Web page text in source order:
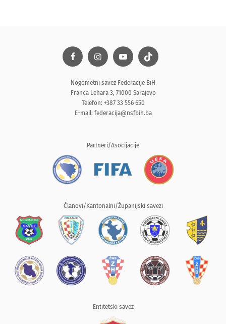
Nogometni savez Federacije BiH
Franca Lehara 3, 71000 Sarajevo
Telefon: +387 33 556 650
E-mail: federacija@nsfbih.ba
Partneri/Asocijacije
Članovi/Kantonalni/Županijski savezi
Entitetski savez